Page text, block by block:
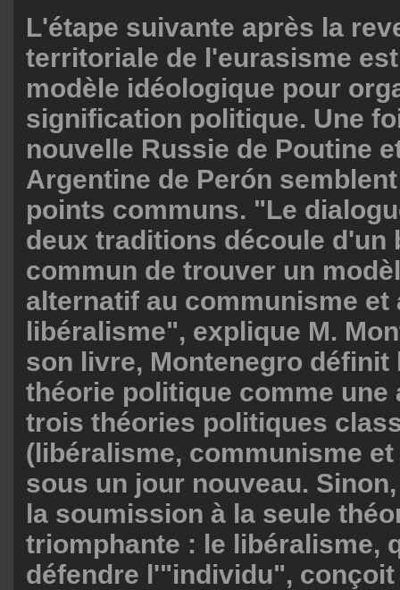
L'étape suivante après la
territoriale de l'eurasisme
modèle idéologique pour
signification politique. Une
nouvelle Russie de Poutine
Argentine de Perón
points communs. "Le
deux traditions découle d'un
commun de trouver un
alternatif au communisme et
libéralisme", explique M.
son livre, Montenegro définit
théorie politique comme une
trois théories politiques
(libéralisme, communisme
sous un jour nouveau.
la soumission à la seule
triomphante : le libéralisme,
défendre l'"individu",